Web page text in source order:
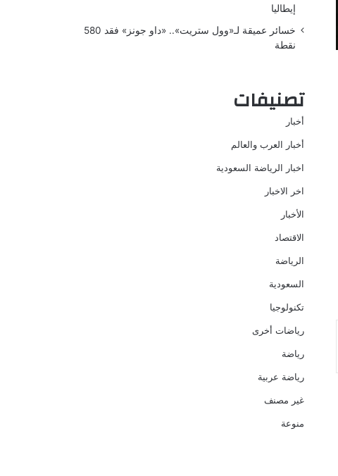
إيطاليا
خسائر عميقة لـ«وول ستريت».. «داو جونز» فقد 580
نقطة
تصنيفات
أخبار
أخبار العرب والعالم
اخبار الرياضة السعودية
اخر الاخبار
الأخبار
الاقتصاد
الرياضة
السعودية
تكنولوجيا
رياضات أخرى
رياضة
رياضة عربية
غير مصنف
منوعة